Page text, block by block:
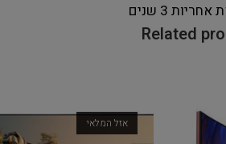
אחריות 3 שנים
Related
אזל המלאי